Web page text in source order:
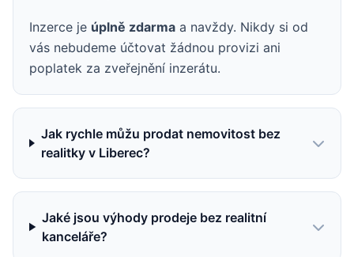
Inzerce je úplně zdarma a navždy. Nikdy si od
vás nebudeme účtovat žádnou provizi ani
poplatek za zveřejnění inzerátu.
Jak rychle můžu prodat nemovitost bez
realitky v Liberec?
Jaké jsou výhody prodeje bez realitní
kanceláře?